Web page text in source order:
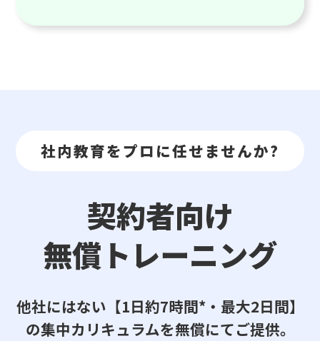
社内教育をプロに任せませんか?
契約者向け
無償トレーニング
他社にはない【1日約7時間*・最大2日間】
の集中カリキュラムを無償にてご提供。